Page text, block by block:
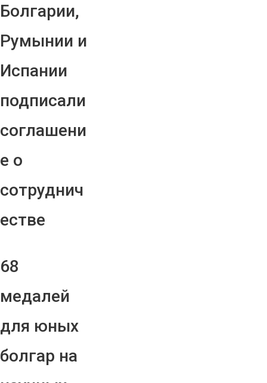
Болгарии,
Румынии и
Испании
подписали
соглашени
е о
сотруднич
естве
68
медалей
для юных
болгар на